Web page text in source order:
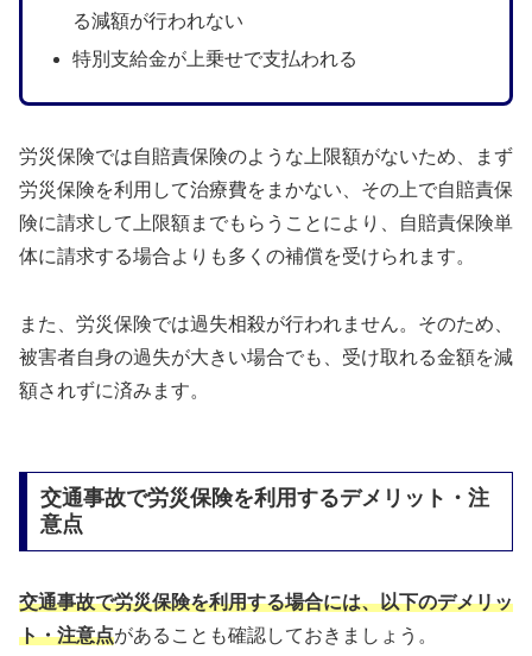
る減額が行われない
特別支給金が上乗せで支払われる
労災保険では自賠責保険のような上限額がないため、まず
労災保険を利用して治療費をまかない、その上で自賠責保
険に請求して上限額までもらうことにより、自賠責保険単
体に請求する場合よりも多くの補償を受けられます。
また、労災保険では過失相殺が行われません。そのため、
被害者自身の過失が大きい場合でも、受け取れる金額を減
額されずに済みます。
交通事故で労災保険を利用するデメリット・注
意点
交通事故で労災保険を利用する場合には、以下のデメリッ
ト・注意点があることも確認しておきましょう。